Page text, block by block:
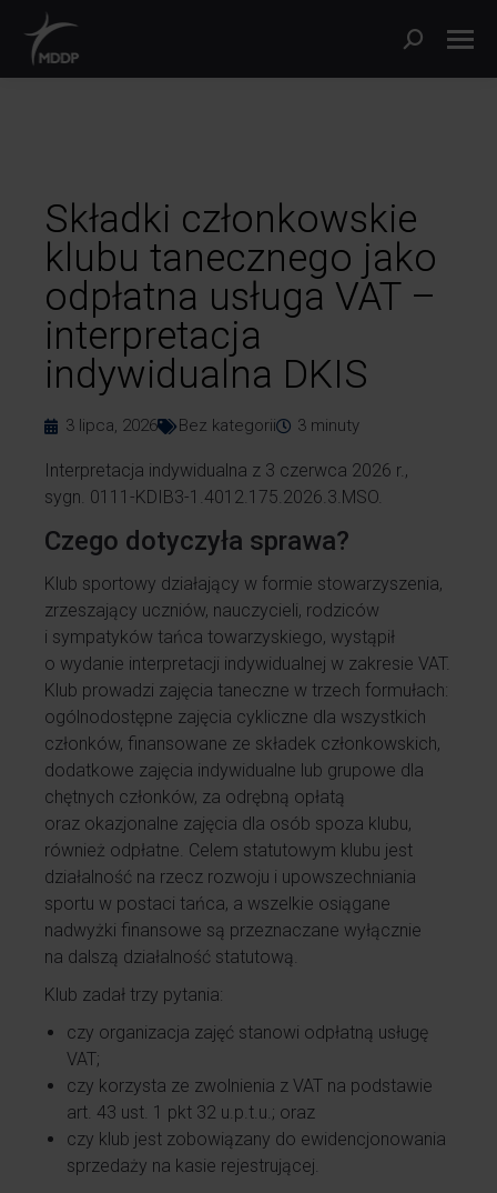
Składki członkowskie
klubu tanecznego jako
odpłatna usługa VAT –
interpretacja
indywidualna DKIS
3 lipca, 2026 Bez kategorii 3 minuty
Interpretacja indywidualna z 3 czerwca 2026 r.,
sygn. 0111-KDIB3-1.4012.175.2026.3.MSO.
Czego dotyczyła sprawa?
Klub sportowy działający w formie stowarzyszenia,
zrzeszający uczniów, nauczycieli, rodziców
i sympatyków tańca towarzyskiego, wystąpił
o wydanie interpretacji indywidualnej w zakresie VAT.
Klub prowadzi zajęcia taneczne w trzech formułach:
ogólnodostępne zajęcia cykliczne dla wszystkich
członków, finansowane ze składek członkowskich,
dodatkowe zajęcia indywidualne lub grupowe dla
chętnych członków, za odrębną opłatą
oraz okazjonalne zajęcia dla osób spoza klubu,
również odpłatne. Celem statutowym klubu jest
działalność na rzecz rozwoju i upowszechniania
sportu w postaci tańca, a wszelkie osiągane
nadwyżki finansowe są przeznaczane wyłącznie
na dalszą działalność statutową.
Klub zadał trzy pytania:
czy organizacja zajęć stanowi odpłatną usługę
VAT;
czy korzysta ze zwolnienia z VAT na podstawie
art. 43 ust. 1 pkt 32 u.p.t.u.; oraz
czy klub jest zobowiązany do ewidencjonowania
sprzedaży na kasie rejestrującej.